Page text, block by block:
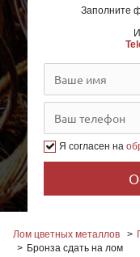
Заполните
Я согласен на
Лом цветных металлов
Бронза сдать на лом